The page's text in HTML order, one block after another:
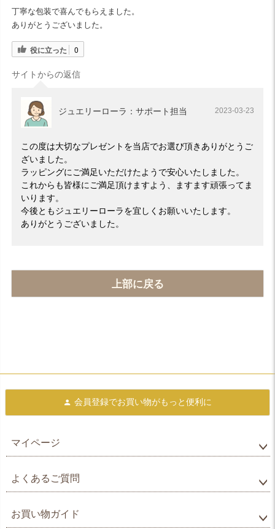
丁寧な包装で喜んでもらえました。
ありがとうございました。
役に立った 0
サイトからの返信
ジュエリーローラ：サポート担当 2023-03-23
この度は大切なプレゼントを当店でお選び頂きありがとうご
ざいました。
ラッピングにご満足いただけたようで安心いたしました。
これからも皆様にご満足頂けますよう、ますます頑張ってま
いります。
今後ともジュエリーローラを宜しくお願いいたします。
ありがとうございました。
上部に戻る
会員登録でお買い物がもっと便利に
マイページ
よくあるご質問
お買い物ガイド